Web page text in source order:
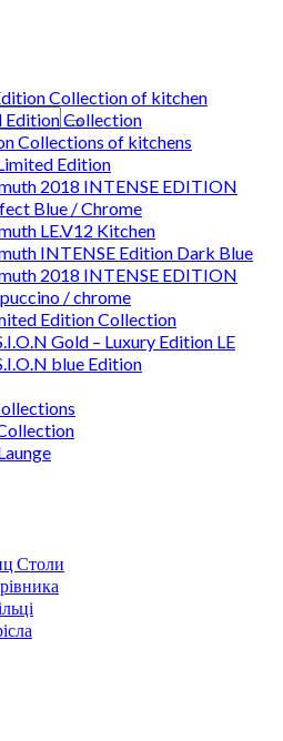
Collection of kitchen
Edition Collection
Collections of kitchens
Edition
2018 INTENSE EDITION
Blue / Chrome
LE.V12 Kitchen
INTENSE Edition Dark Blue
2018 INTENSE EDITION
/ chrome
Edition Collection
Gold – Luxury Edition LE
blue Edition
Столи